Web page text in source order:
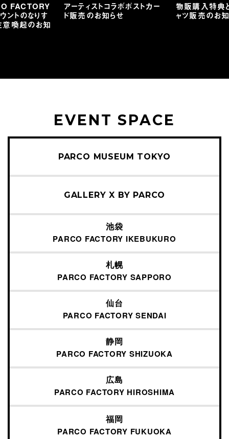
FACTORY
ントのなりす
意喚起のお知
アーティストコラボポストカー
ド販売のお知らせ
物販購入特典
ャツ販売のお
EVENT SPACE
PARCO MUSEUM TOKYO
GALLERY X BY PARCO
池袋
PARCO FACTORY IKEBUKURO
札幌
PARCO FACTORY SAPPORO
仙台
PARCO FACTORY SENDAI
静岡
PARCO FACTORY SHIZUOKA
広島
PARCO FACTORY HIROSHIMA
福岡
PARCO FACTORY FUKUOKA